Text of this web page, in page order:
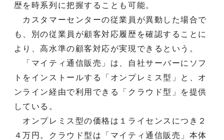
歴を時系列に把握することも可能。
カスタマーセンターの従業員が異動した場合で
も、別の従業員が顧客対応履歴を確認することに
より、高水準の顧客対応が実現できるという。
「マイティ通信販売」は、自社サーバーにソフ
トをインストールする「オンプレミス型」と、オ
ンライン経由で利用できる「クラウド型」を提供
している。
オンプレミス型の価格は１ライセンスにつき２
４万円。クラウド型は「マイティ通信販売」本体